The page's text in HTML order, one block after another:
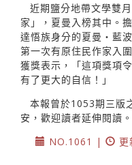
近期鹽分地帶文學雙
家」，夏曼入榜其中。
達悟族身分的夏曼‧藍
第一次有原住民作家入
獲獎表示，「這項獎項
有了更大的自信！」
本報曾於1053期三版
安，歡迎讀者延伸閱讀。
NO.1061 |